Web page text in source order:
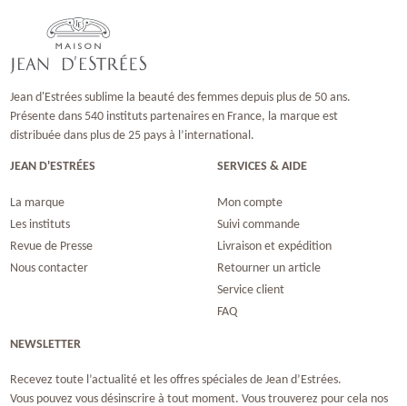
Jean d'Estrées sublime la beauté des femmes depuis plus de 50 ans.
Présente dans 540 instituts partenaires en France, la marque est
distribuée dans plus de 25 pays à l’international.
JEAN D'ESTRÉES
La marque
Les instituts
Revue de Presse
Nous contacter
SERVICES & AIDE
Mon compte
Suivi commande
Livraison et expédition
Retourner un article
Service client
FAQ
NEWSLETTER
Recevez toute l’actualité et les offres spéciales de Jean d’Estrées.
Vous pouvez vous désinscrire à tout moment. Vous trouverez pour cela nos